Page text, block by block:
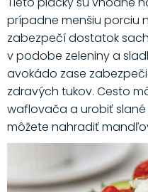
prípadne menšiu porciu
zabezpečí dostatok
v podobe zeleniny a
avokádo zase
zdravých tukov. Cesto
waflovača a urobiť slané
môžete nahradiť